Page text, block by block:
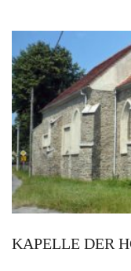
KAPELLE DER